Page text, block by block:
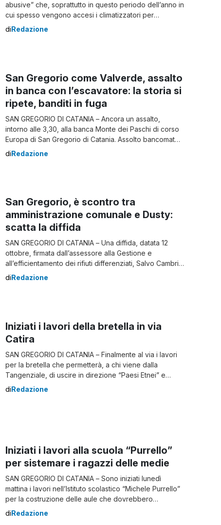
abusive” che, soprattutto in questo periodo dell’anno in
cui spesso vengono accesi i climatizzatori per
rinfrescare le abitazioni, produce un sovraccarico
diRedazione
San Gregorio come Valverde, assalto
in banca con l’escavatore: la storia si
ripete, banditi in fuga
SAN GREGORIO DI CATANIA – Ancora un assalto,
intorno alle 3,30, alla banca Monte dei Paschi di corso
Europa di San Gregorio di Catania. Assolto bancomat
San Gregorio di Catania I malviventi, utilizzando un
diRedazione
San Gregorio, è scontro tra
amministrazione comunale e Dusty:
scatta la diffida
SAN GREGORIO DI CATANIA – Una diffida, datata 12
ottobre, firmata dall’assessore alla Gestione e
all’efficientamento dei rifiuti differenziati, Salvo Cambria
e dal direttore per l’esecuzione del contratto,
diRedazione
Iniziati i lavori della bretella in via
Catira
SAN GREGORIO DI CATANIA – Finalmente al via i lavori
per la bretella che permetterà, a chi viene dalla
Tangenziale, di uscire in direzione “Paesi Etnei” e
introdursi direttamente nel viale Europa della cittadina
diRedazione
Iniziati i lavori alla scuola “Purrello”
per sistemare i ragazzi delle medie
SAN GREGORIO DI CATANIA – Sono iniziati lunedì
mattina i lavori nell’Istituto scolastico “Michele Purrello”
per la costruzione delle aule che dovrebbero
accogliere alcune delle sei terze classi della
diRedazione